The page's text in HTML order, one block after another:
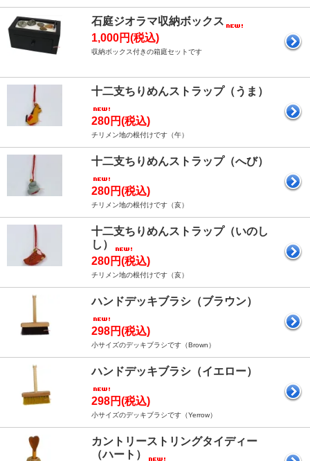
石庭ジオラマ収納ボックス
1,000円(税込)
収納ボックス付きの箱庭セットです
十二支ちりめんストラップ（うま）
280円(税込)
チリメン地の根付けです（午）
十二支ちりめんストラップ（へび）
280円(税込)
チリメン地の根付けです（亥）
十二支ちりめんストラップ（いのし
し）
280円(税込)
チリメン地の根付けです（亥）
ハンドデッキブラシ（ブラウン）
298円(税込)
小サイズのデッキブラシです（Brown）
ハンドデッキブラシ（イエロー）
298円(税込)
小サイズのデッキブラシです（Yerrow）
カントリーストリングタイディー
（ハート）